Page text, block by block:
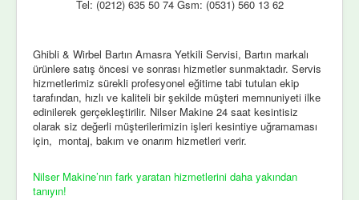
Tel: (0212) 635 50 74 Gsm: (0531) 560 13 62
Ghibli & Wirbel Bartın Amasra Yetkili Servisi, Bartın markalı
ürünlere satış öncesi ve sonrası hizmetler sunmaktadır. Servis
hizmetlerimiz sürekli profesyonel eğitime tabi tutulan ekip
tarafından, hızlı ve kaliteli bir şekilde müşteri memnuniyeti ilke
edinilerek gerçekleştirilir. Nilser Makine 24 saat kesintisiz
olarak siz değerli müşterilerimizin işleri kesintiye uğramaması
için, montaj, bakım ve onarım hizmetleri verir.
Nilser Makine’nın fark yaratan hizmetlerini daha yakından
tanıyın!